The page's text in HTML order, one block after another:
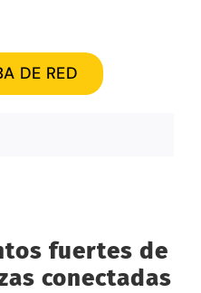
DE RED
fuertes de
conectadas